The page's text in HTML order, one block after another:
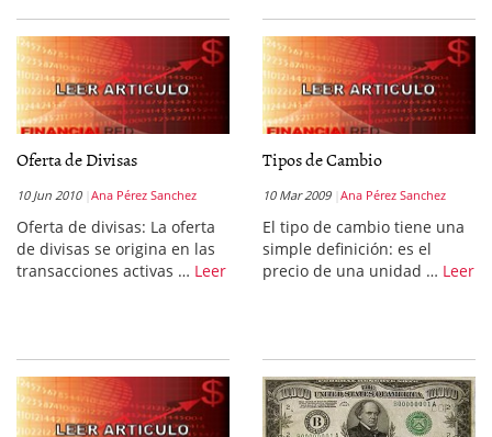
Oferta de Divisas
10 Jun 2010 Ana Pérez Sanchez
Oferta de divisas: La oferta
de divisas se origina en las
transacciones activas … Leer
Tipos de Cambio
10 Mar 2009 Ana Pérez Sanchez
El tipo de cambio tiene una
simple definición: es el
precio de una unidad … Leer